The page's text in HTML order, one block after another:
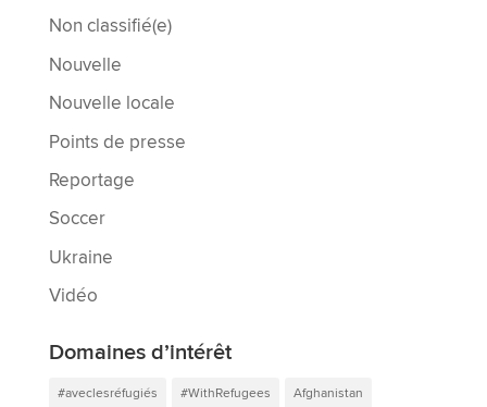
Non classifié(e)
Nouvelle
Nouvelle locale
Points de presse
Reportage
Soccer
Ukraine
Vidéo
Domaines d’intérêt
#aveclesréfugiés #WithRefugees Afghanistan